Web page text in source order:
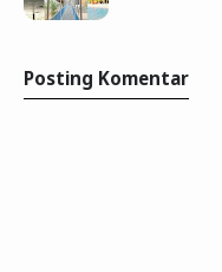
Posting Komentar